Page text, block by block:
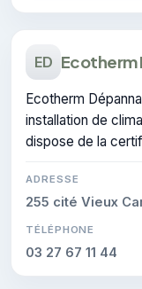
ED Ecotherm
Ecotherm
installation de
dispose de la
ADRESSE
255 cité Vieux
TÉLÉPHONE
03 27 67 11 44